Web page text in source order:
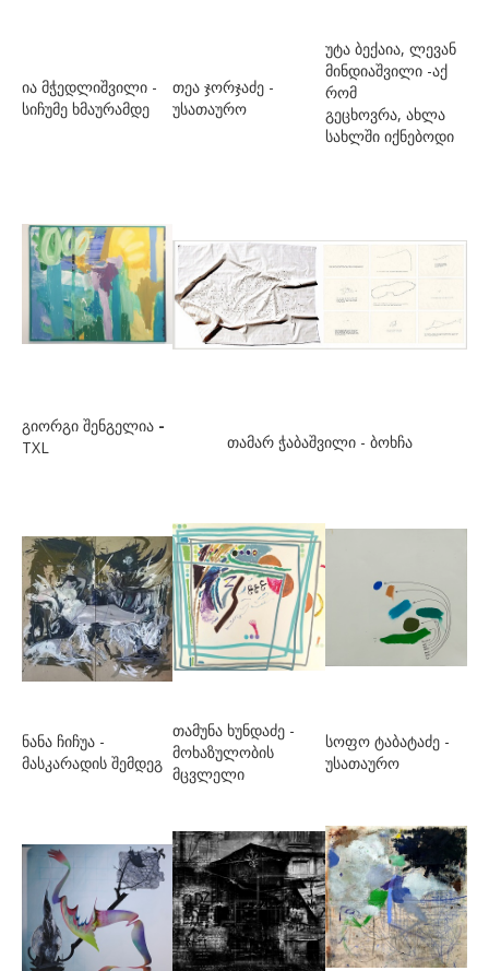
მარანელი ეკა
მელიავა გი
მესხიშვილი ბელკა
მინდაძე იკო
ნ-რ
ნავერიანი ელენე
ნავერიანი მაია
ნაკაშიძე ლიანა
ნიჟარაძე კახა
პაპაშვილი გიორგი
პატიაშვილი გელა
პოლიაკოვი მარკ
ია მჭედლიშვილი -
სიჩუმე ხმაურამდე
თეა ჯორჯაძე -
უსათაურო
უტა ბექაია, ლევან
მინდიაშვილი -აქ
რომ
გეცხოვრა, ახლა
სახლში იქნებოდი
გიორგი შენგელია -
TXL
თამარ ჭაბაშვილი - ბოხჩა
ნანა ჩიჩუა -
მასკარადის შემდეგ
თამუნა ხუნდაძე -
მოხაზულობის
მცვლელი
სოფო ტაბატაძე -
უსათაურო